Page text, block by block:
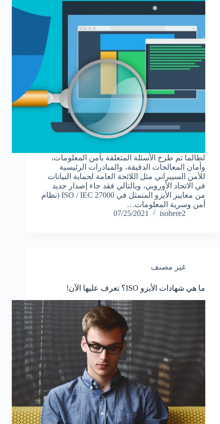
لطالما تم طرح الأسئلة المتعلقة بأمن المعلومات،
وأمان المعالجات الدقيقة، والمبادرات الرئيسية
للأمن السيبراني مثل اللائحة العامة لحماية البيانات
في الاتحاد الأوروبي، وبالتالي فقد جاء إصدار جديد
من معايير الأيزو المتمثل في ISO / IEC 27000 (نظام
أمن وسرية المعلومات…
isohere2
07/25/2021
غير مصنف
ما هي شهادات الأيزو ISO؟ تعرف عليها الآن!